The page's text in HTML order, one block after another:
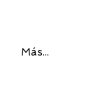
Más...